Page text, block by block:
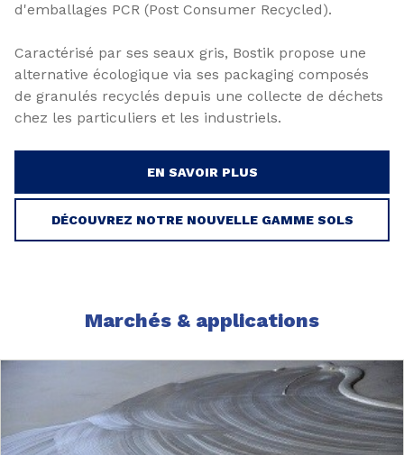
d'emballages PCR (Post Consumer Recycled).
Caractérisé par ses seaux gris, Bostik propose une
alternative écologique via ses packaging composés
de granulés recyclés depuis une collecte de déchets
chez les particuliers et les industriels.
EN SAVOIR PLUS
DÉCOUVREZ NOTRE NOUVELLE GAMME SOLS
Marchés & applications